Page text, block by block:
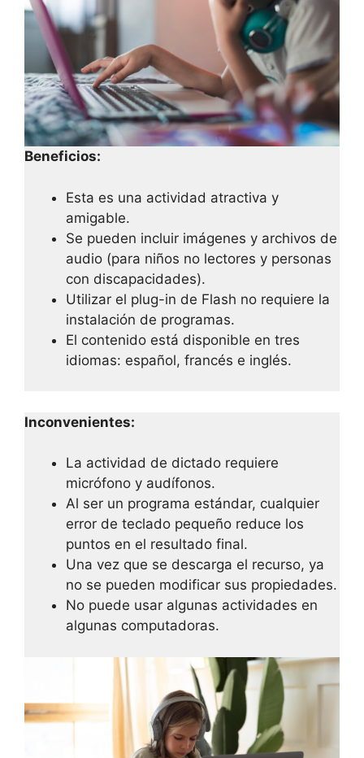
Beneficios:
Esta es una actividad atractiva y
amigable.
Se pueden incluir imágenes y archivos de
audio (para niños no lectores y personas
con discapacidades).
Utilizar el plug-in de Flash no requiere la
instalación de programas.
El contenido está disponible en tres
idiomas: español, francés e inglés.
Inconvenientes:
La actividad de dictado requiere
micrófono y audífonos.
Al ser un programa estándar, cualquier
error de teclado pequeño reduce los
puntos en el resultado final.
Una vez que se descarga el recurso, ya
no se pueden modificar sus propiedades.
No puede usar algunas actividades en
algunas computadoras.